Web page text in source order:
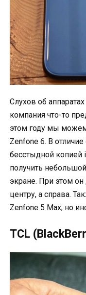
Слухов об
компания что-то
этом году мы
Zenfone 6. В
бесстыдной копией
получить
экране. При этом он
центру, а справа.
Zenfone 5 Max, но
TCL